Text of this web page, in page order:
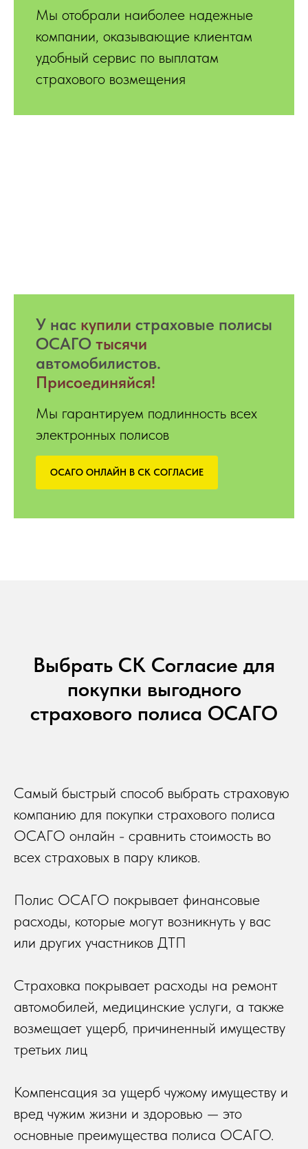
Мы отобрали наиболее надежные
компании, оказывающие клиентам
удобный сервис по выплатам
страхового возмещения
У нас купили страховые полисы
ОСАГО тысячи
автомобилистов.
Присоединяйся!
Мы гарантируем подлинность всех
электронных полисов
ОСАГО ОНЛАЙН В СК СОГЛАСИЕ
Выбрать СК Согласие для
покупки выгодного
страхового полиса ОСАГО
Самый быстрый способ выбрать страховую
компанию для покупки страхового полиса
ОСАГО онлайн - сравнить стоимость во
всех страховых в пару кликов.
Полис ОСАГО покрывает финансовые
расходы, которые могут возникнуть у вас
или других участников ДТП
Страховка покрывает расходы на ремонт
автомобилей, медицинские услуги, а также
возмещает ущерб, причиненный имуществу
третьих лиц
Компенсация за ущерб чужому имуществу и
вред чужим жизни и здоровью — это
основные преимущества полиса ОСАГО.